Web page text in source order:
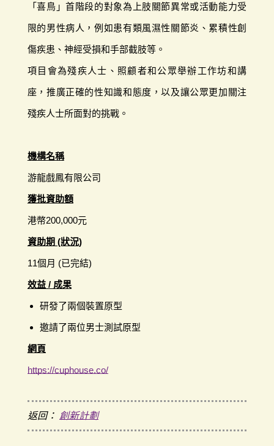
「喜鳥」首階段的對象為上肢關節異常或活動能力受
限的男性病人，例如患有類風濕性關節炎、累積性創
傷疾患、神經受損和手部截肢等。
項目會為殘疾人士、照顧者和公眾舉辦工作坊和講
座，推廣正確的性知識和態度，以及讓公眾更加關注
殘疾人士所面對的挑戰。
機構名稱
游龍戲鳳有限公司
獲批資助額
港幣200,000元
資助期 (狀況)
11個月 (已完結)
效益 / 成果
研發了兩個裝置原型
邀請了兩位男士測試原型
網頁
https://cuphouse.co/
返回： 創新計劃